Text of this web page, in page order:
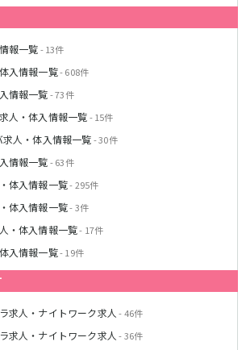
報一覧- 13件
入情報一覧- 608件
情報一覧- 73件
人・体入情報一覧- 15件
人・体入情報一覧- 30件
情報一覧- 63件
体入情報一覧- 295件
体入情報一覧- 3件
・体入情報一覧- 17件
入情報一覧- 19件
求人・ナイトワーク求人 - 46件
求人・ナイトワーク求人 - 36件
水戸
取手
日立
勝田
前橋・伊勢崎
太田
渋川
選択した内容で設定
四ツ谷駅
関内駅
大宮駅
赤羽駅
蒲田駅
神田駅
御徒町駅
日暮里駅
東十条駅
王子駅